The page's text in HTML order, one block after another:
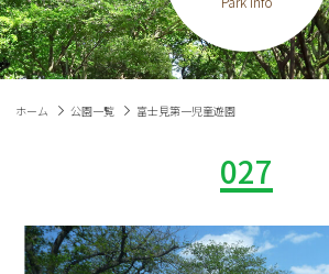
ホーム 公園一覧 富士見第一児童遊園
027